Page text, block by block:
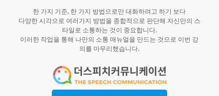
한 가지 기준, 한 가지 방법으로만 대화하려고 하기 보다
다양한 시각으로 여러가지 방법을 종합적으로 판단해 자신만의 스
타일로 소통하는 것이 중요합니다.
이러한 작업을 통해 나만의 소통 매뉴얼을 만드는 것으로 이번 강
의를 마무리했습니다.